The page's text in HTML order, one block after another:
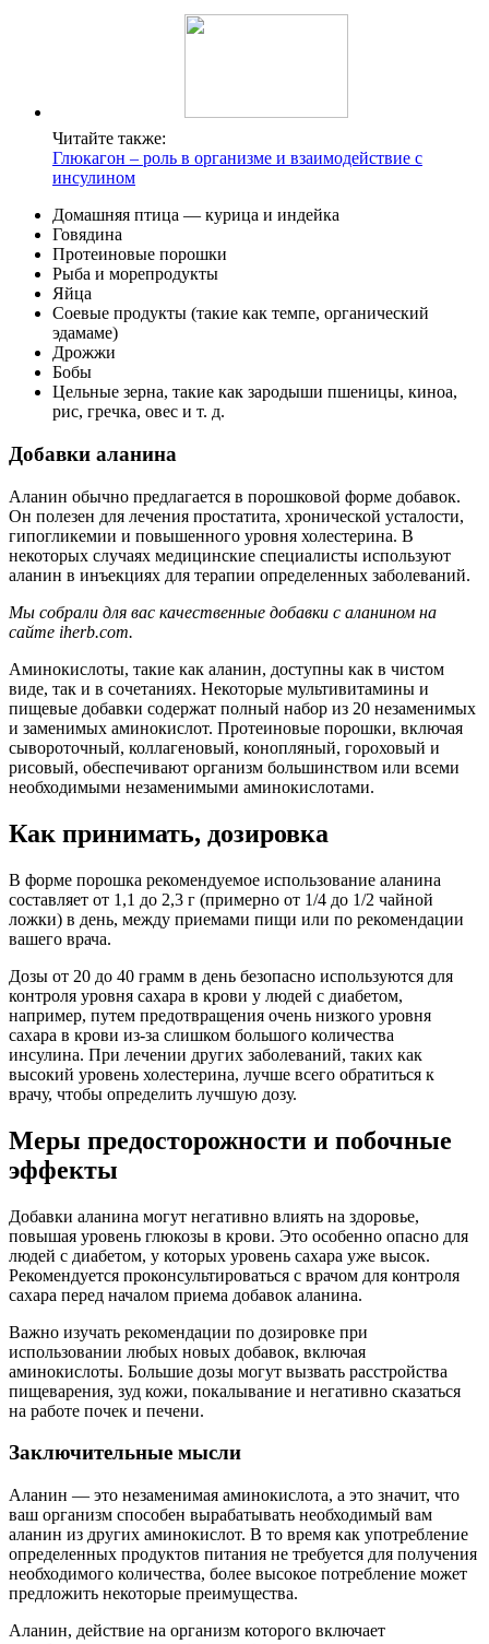
Читайте также:
Глюкагон – роль в организме и взаимодействие с
инсулином
Домашняя птица — курица и индейка
Говядина
Протеиновые порошки
Рыба и морепродукты
Яйца
Соевые продукты (такие как темпе, органический
эдамаме)
Дрожжи
Бобы
Цельные зерна, такие как зародыши пшеницы, киноа,
рис, гречка, овес и т. д.
Добавки аланина
Аланин обычно предлагается в порошковой форме добавок.
Он полезен для лечения простатита, хронической усталости,
гипогликемии и повышенного уровня холестерина. В
некоторых случаях медицинские специалисты используют
аланин в инъекциях для терапии определенных заболеваний.
Мы собрали для вас качественные добавки с аланином на
сайте iherb.com.
Аминокислоты, такие как аланин, доступны как в чистом
виде, так и в сочетаниях. Некоторые мультивитамины и
пищевые добавки содержат полный набор из 20 незаменимых
и заменимых аминокислот. Протеиновые порошки, включая
сывороточный, коллагеновый, конопляный, гороховый и
рисовый, обеспечивают организм большинством или всеми
необходимыми незаменимыми аминокислотами.
Как принимать, дозировка
В форме порошка рекомендуемое использование аланина
составляет от 1,1 до 2,3 г (примерно от 1/4 до 1/2 чайной
ложки) в день, между приемами пищи или по рекомендации
вашего врача.
Дозы от 20 до 40 грамм в день безопасно используются для
контроля уровня сахара в крови у людей с диабетом,
например, путем предотвращения очень низкого уровня
сахара в крови из-за слишком большого количества
инсулина. При лечении других заболеваний, таких как
высокий уровень холестерина, лучше всего обратиться к
врачу, чтобы определить лучшую дозу.
Меры предосторожности и побочные
эффекты
Добавки аланина могут негативно влиять на здоровье,
повышая уровень глюкозы в крови. Это особенно опасно для
людей с диабетом, у которых уровень сахара уже высок.
Рекомендуется проконсультироваться с врачом для контроля
сахара перед началом приема добавок аланина.
Важно изучать рекомендации по дозировке при
использовании любых новых добавок, включая
аминокислоты. Большие дозы могут вызвать расстройства
пищеварения, зуд кожи, покалывание и негативно сказаться
на работе почек и печени.
Заключительные мысли
Аланин — это незаменимая аминокислота, а это значит, что
ваш организм способен вырабатывать необходимый вам
аланин из других аминокислот. В то время как употребление
определенных продуктов питания не требуется для получения
необходимого количества, более высокое потребление может
предложить некоторые преимущества.
Аланин, действие на организм которого включает